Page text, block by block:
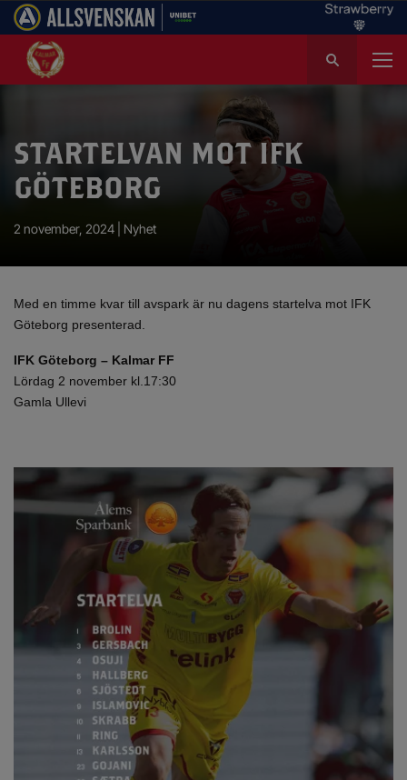
k
STARTELVAN MOT IFK
GÖTEBORG
2 november, 2024 | Nyhet
Med en timme kvar till avspark är nu dagens startelva mot IFK
Göteborg presenterad.
IFK Göteborg – Kalmar FF
Lördag 2 november kl.17:30
Gamla Ullevi